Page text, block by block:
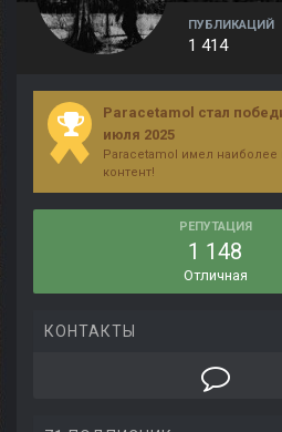
ПУБЛИКАЦИЙ
1 414
Paracetamol стал
июля 2025
Paracetamol имел наиболее
контент!
РЕПУТАЦИЯ
1 148
Отличная
КОНТАКТЫ